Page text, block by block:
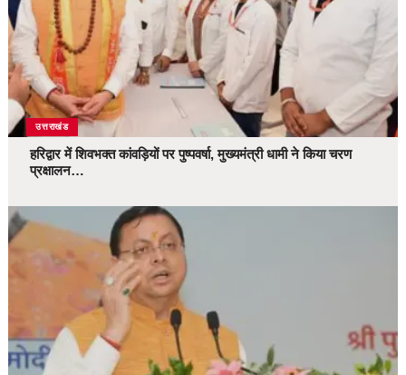
उत्तराखंड
हरिद्वार में शिवभक्त कांवड़ियों पर पुष्पवर्षा, मुख्यमंत्री धामी ने किया चरण
प्रक्षालन…